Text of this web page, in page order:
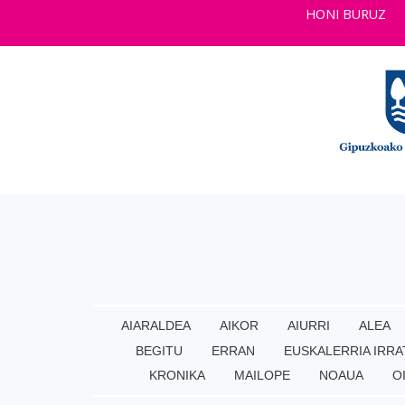
HONI BURUZ
AIARALDEA AIKOR AIURRI ALEA
BEGITU
ERRAN EUSKALERRIA
KRONIKA
MAILOPE NOAUA